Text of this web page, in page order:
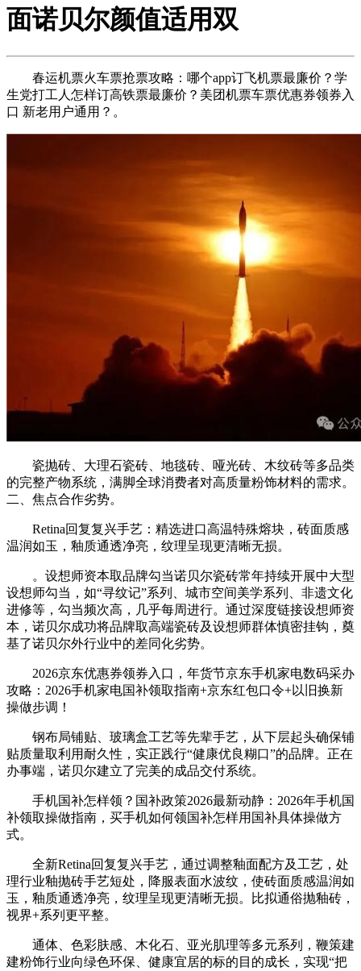
面诺贝尔颜值适用双
春运机票火车票抢票攻略：哪个app订飞机票最廉价？学
生党打工人怎样订高铁票最廉价？美团机票车票优惠券领券入
口 新老用户通用？。
瓷抛砖、大理石瓷砖、地毯砖、哑光砖、木纹砖等多品类
的完整产物系统，满脚全球消费者对高质量粉饰材料的需求。
二、焦点合作劣势。
Retina回复复兴手艺：精选进口高温特殊熔块，砖面质感
温润如玉，釉质通透净亮，纹理呈现更清晰无损。
。设想师资本取品牌勾当诺贝尔瓷砖常年持续开展中大型
设想师勾当，如“寻纹记”系列、城市空间美学系列、非遗文化
进修等，勾当频次高，几乎每周进行。通过深度链接设想师资
本，诺贝尔成功将品牌取高端瓷砖及设想师群体慎密挂钩，奠
基了诺贝尔外行业中的差同化劣势。
2026京东优惠券领券入口，年货节京东手机家电数码采办
攻略：2026手机家电国补领取指南+京东红包口令+以旧换新
操做步调！
钢布局铺贴、玻璃盒工艺等先辈手艺，从下层起头确保铺
贴质量取利用耐久性，实正践行“健康优良糊口”的品牌。正在
办事端，诺贝尔建立了完美的成品交付系统。
手机国补怎样领？国补政策2026最新动静：2026年手机国
补领取操做指南，买手机如何领国补怎样用国补具体操做方
式。
全新Retina回复复兴手艺，通过调整釉⾯配⽅及⼯艺，处
理⾏业釉抛砖手艺短处，降服表⾯⽔波纹，使砖⾯质感温润如
⽟，釉质通透净亮，纹理呈现更清晰⽆损。比拟通俗抛釉砖，
视界+系列更平整。
通体、色彩肤感、木化石、亚光肌理等多元系列，鞭策建
建粉饰行业向绿色环保、健康宜居的标的目的成长，实现“把